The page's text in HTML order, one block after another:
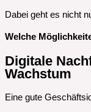
Dabei geht es nicht
Welche
Digitale
Wachstum
Eine gute